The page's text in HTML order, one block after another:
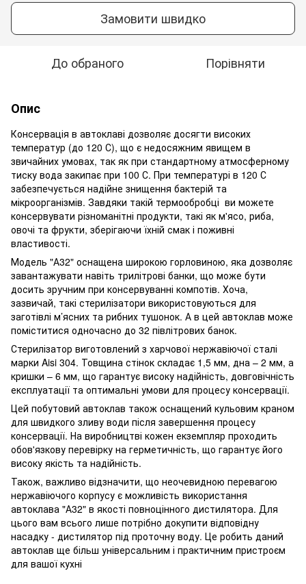
Замовити швидко
До обраного Порівняти
Опис
Консервація в автоклаві дозволяє досягти високих
температур (до 120 С), що є недосяжним явищем в
звичайних умовах, так як при стандартному атмосферному
тиску вода закипає при 100 С. При температурі в 120 С
забезпечується надійне знищення бактерій та
мікроорганізмів. Завдяки такій термообробці ви можете
консервувати різноманітні продукти, такі як м'ясо, риба,
овочі та фрукти, зберігаючи їхній смак і поживні
властивості.
Модель "А32" оснащена широкою горловиною, яка дозволяє
завантажувати навіть трилітрові банки, що може бути
досить зручним при консервуванні компотів. Хоча,
зазвичай, такі стерилізатори використовуються для
заготівлі м’ясних та рибних тушонок. А в цей автоклав може
поміститися одночасно до 32 півлітрових банок.
Стерилізатор виготовлений з харчової нержавіючої сталі
марки Aisi 304. Товщина стінок складає 1,5 мм, дна – 2 мм, а
кришки – 6 мм, що гарантує високу надійність, довговічність
експлуатації та оптимальні умови для процесу консервації.
Цей побутовий автоклав також оснащений кульовим краном
для швидкого зливу води після завершення процесу
консервації. На виробництві кожен екземпляр проходить
обов'язкову перевірку на герметичність, що гарантує його
високу якість та надійність.
Також, важливо відзначити, що неочевидною перевагою
нержавіючого корпусу є можливість використання
автоклава "А32" в якості повноцінного дистилятора. Для
цього вам всього лише потрібно докупити відповідну
насадку - дистилятор під проточну воду. Це робить даний
автоклав ще більш універсальним і практичним пристроєм
для вашої кухні